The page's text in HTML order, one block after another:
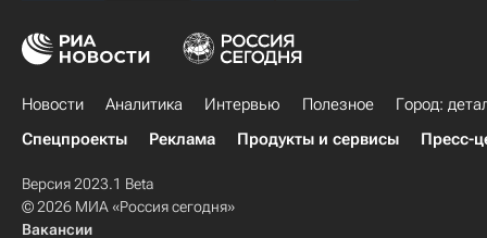
Новости Аналитика Интервью Полезное
Город:
Спецпроекты
Реклама Продукты и сервисы Пресс-
Версия 2023.1 Beta
© 2026 МИА «Россия сегодня»
Вакансии